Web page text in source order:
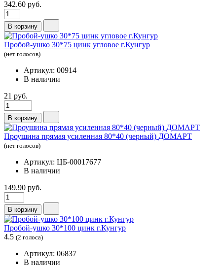
342.60 руб.
В корзину
Пробой-ушко 30*75 цинк угловое г.Кунгур
(нет голосов)
Артикул: 00914
В наличии
21 руб.
В корзину
Проушина прямая усиленная 80*40 (черный) ДОМАРТ
(нет голосов)
Артикул: ЦБ-00017677
В наличии
149.90 руб.
В корзину
Пробой-ушко 30*100 цинк г.Кунгур
4.5 (2 голоса)
Артикул: 06837
В наличии